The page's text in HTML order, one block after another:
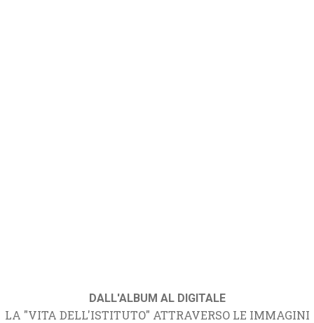
DALL'ALBUM AL DIGITALE
LA "VITA DELL'ISTITUTO" ATTRAVERSO LE IMMAGINI